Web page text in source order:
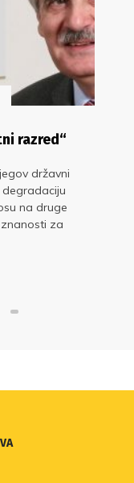
razred“
državni
na druge
za